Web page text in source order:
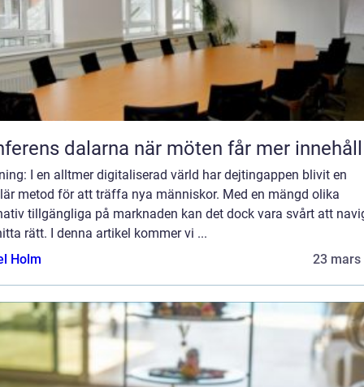
Konferens dalarna när möten får mer innehåll
I en alltmer digitaliserad värld har dejtingappen blivit en
metod för att träffa nya människor. Med en mängd olika
tillgängliga på marknaden kan det dock vara svårt att
rätt. I denna artikel kommer vi ...
Holm
23 mars